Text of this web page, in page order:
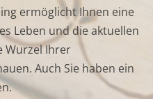
ermöglicht Ihnen eine
Leben und die aktuellen
Wurzel Ihrer
Auch Sie haben ein
.